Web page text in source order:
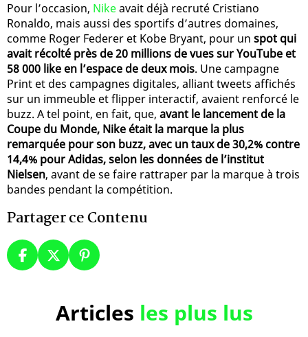
Pour l’occasion, Nikeavait déjà recruté Cristiano
Ronaldo, mais aussi des sportifs d’autres domaines,
comme Roger Federer et Kobe Bryant, pour un spot qui
avait récolté près de 20 millions de vues sur YouTube et
58 000 like en l’espace de deux mois. Une campagne
Print et des campagnes digitales, alliant tweets affichés
sur un immeuble et flipper interactif, avaient renforcé le
buzz. A tel point, en fait, que, avant le lancement de la
Coupe du Monde, Nike était la marque la plus
remarquée pour son buzz, avec un taux de 30,2% contre
14,4% pour Adidas, selon les données de l’institut
Nielsen, avant de se faire rattraper par la marque à trois
bandes pendant la compétition.
Partager ce Contenu
Articles les plus lus